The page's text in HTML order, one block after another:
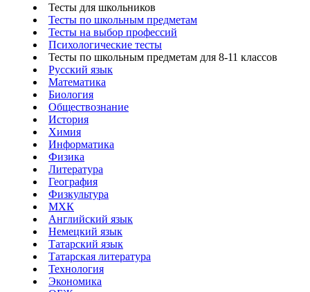
Тесты для школьников
Тесты по школьным предметам
Тесты на выбор профессий
Психологические тесты
Тесты по школьным предметам для 8-11 классов
Русский язык
Математика
Биология
Обществознание
История
Химия
Информатика
Физика
Литература
География
Физкультура
МХК
Английский язык
Немецкий язык
Татарский язык
Татарская литература
Технология
Экономика